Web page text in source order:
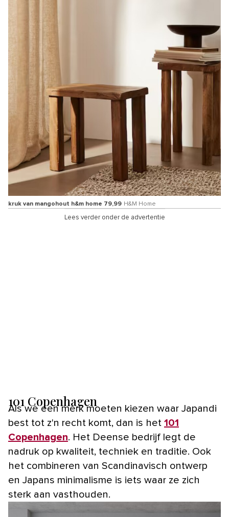
kruk van mangohout h&m home 79,99 H&M Home
Lees verder onder de advertentie
101 Copenhagen
Als we een merk moeten kiezen waar Japandi
best tot z'n recht komt, dan is het 101
Copenhagen. Het Deense bedrijf legt de
nadruk op kwaliteit, techniek en traditie. Ook
het combineren van Scandinavisch ontwerp
en Japans minimalisme is iets waar ze zich
sterk aan vasthouden.